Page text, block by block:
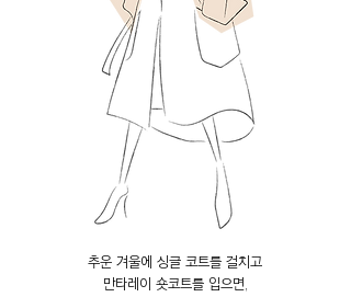
추운 겨울에 싱글 코트를 걸치고
만타레이 숏코트를 입으면,